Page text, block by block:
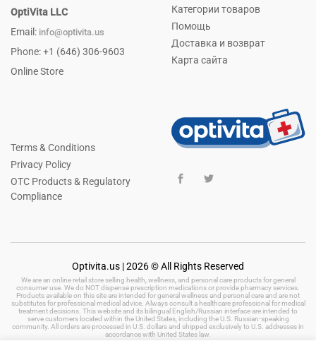
OptiVita LLC
Email: info@optivita.us
Phone: +1 (646) 306-9603
Online Store
Категории товаров
Помощь
Доставка и возврат
Карта сайта
Terms & Conditions
Privacy Policy
OTC Products & Regulatory
Compliance
Optivita.us | 2026 © All Rights Reserved
We are an online retail store selling health, wellness, and personal care products for general
consumer use. We do NOT dispense prescription medications or provide pharmacy services.
Products available on this site are intended for general wellness and personal care and are not
substitutes for professional medical advice. Always consult a healthcare professional for medical
treatment decisions. This website and its bilingual English/Russian interface are intended to
serve customers located within the United States, including the U.S. Russian-speaking
community. All orders are processed in U.S. dollars and shipped exclusively to U.S. addresses in
accordance with United States law.